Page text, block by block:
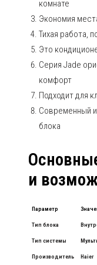
комнате
Экономия
Тихая работа,
Это
Серия Jade
комфорт
Подходит для
Современный и
блока
и
Параметр
Тип блока
Тип системы
Производитель Haier